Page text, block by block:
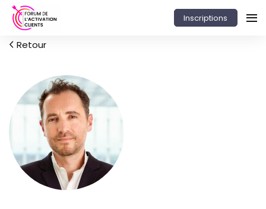
Inscriptions
Retour